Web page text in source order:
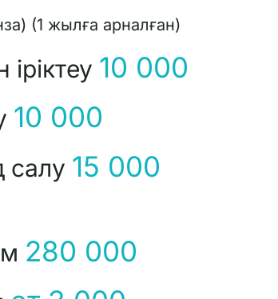
(1 жылға арналған)
10 000
10 000
салу 15 000
280 000